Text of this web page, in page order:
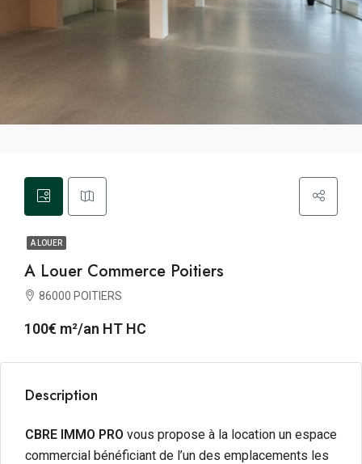
A LOUER
A Louer Commerce Poitiers
86000 POITIERS
100€ m²/an HT HC
Description
CBRE IMMO PRO vous propose à la location un espace
commercial bénéficiant de l’un des emplacements les